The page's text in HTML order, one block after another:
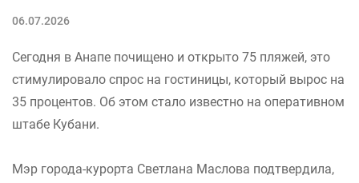
06.07.2026
Сегодня в Анапе почищено и открыто 75 пляжей, это
стимулировало спрос на гостиницы, который вырос на
35 процентов. Об этом стало известно на оперативном
штабе Кубани.
Мэр города-курорта Светлана Маслова подтвердила,